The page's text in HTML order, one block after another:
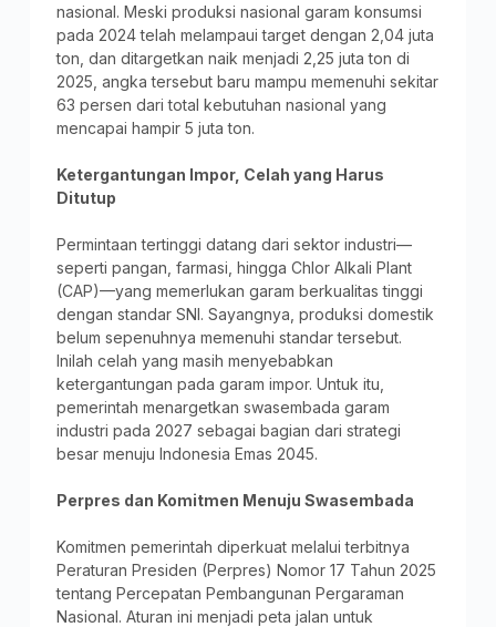
nasional. Meski produksi nasional garam konsumsi
pada 2024 telah melampaui target dengan 2,04 juta
ton, dan ditargetkan naik menjadi 2,25 juta ton di
2025, angka tersebut baru mampu memenuhi sekitar
63 persen dari total kebutuhan nasional yang
mencapai hampir 5 juta ton.
Ketergantungan Impor, Celah yang Harus
Ditutup
Permintaan tertinggi datang dari sektor industri—
seperti pangan, farmasi, hingga Chlor Alkali Plant
(CAP)—yang memerlukan garam berkualitas tinggi
dengan standar SNI. Sayangnya, produksi domestik
belum sepenuhnya memenuhi standar tersebut.
Inilah celah yang masih menyebabkan
ketergantungan pada garam impor. Untuk itu,
pemerintah menargetkan swasembada garam
industri pada 2027 sebagai bagian dari strategi
besar menuju Indonesia Emas 2045.
Perpres dan Komitmen Menuju Swasembada
Komitmen pemerintah diperkuat melalui terbitnya
Peraturan Presiden (Perpres) Nomor 17 Tahun 2025
tentang Percepatan Pembangunan Pergaraman
Nasional. Aturan ini menjadi peta jalan untuk